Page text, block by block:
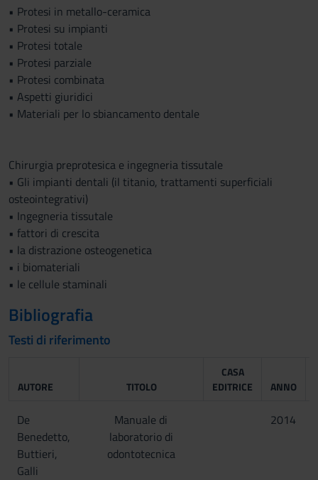
• Protesi in metallo-ceramica
• Protesi su impianti
• Protesi totale
• Protesi parziale
• Protesi combinata
• Aspetti giuridici
• Materiali per lo sbiancamento dentale
Chirurgia preprotesica e ingegneria tissutale
• Gli impianti dentali (il titanio, trattamenti superficiali
osteointegrativi)
• Ingegneria tissutale
• fattori di crescita
• la distrazione osteogenetica
• i biomateriali
• le cellule staminali
Bibliografia
Testi di riferimento
AUTORE TITOLO
CASA
EDITRICE
ANNO
De
Benedetto,
Buttieri,
Galli
Manuale di
laboratorio di
odontotecnica
2014